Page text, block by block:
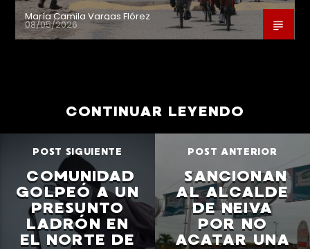
María Camila Vargas Flórez
08/05/2026
CONTINUAR LEYENDO
POST SIGUIENTE
COMUNIDAD
GOLPEÓ A UN
PRESUNTO
LADRÓN EN
EL NORTE DE
POST ANTERIOR
SANCIONAN
AL ALCALDE
DE NEIVA
POR NO
ACATAR UNA